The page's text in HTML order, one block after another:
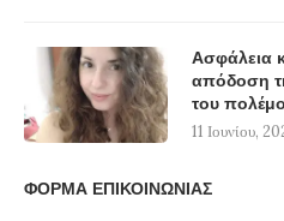
Ασφάλεια
απόδοση
του
11 Ιουνίου,
ΦΟΡΜΑ ΕΠΙΚΟΙΝΩΝΙΑΣ